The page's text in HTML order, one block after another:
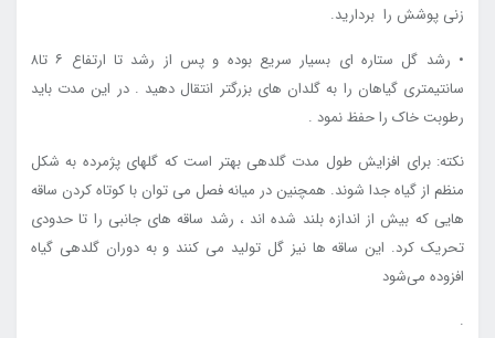
زنی پوشش را بردارید.
• رشد گل ستاره ای بسیار سریع بوده و پس از رشد تا ارتفاع ۶ تا۸
سانتیمتری گیاهان را به گلدان های بزرگتر انتقال دهید . در این مدت باید
رطوبت خاک را حفظ نمود .
نکته: برای افزایش طول مدت گلدهی بهتر است که گلهای پژمرده به شکل
منظم از گیاه جدا شوند. همچنین در میانه فصل می توان با کوتاه کردن ساقه
هایی که بیش از اندازه بلند شده اند ، رشد ساقه های جانبی را تا حدودی
تحریک کرد. این ساقه ها نیز گل تولید می کنند و به دوران گلدهی گیاه
افزوده می‌شود
.